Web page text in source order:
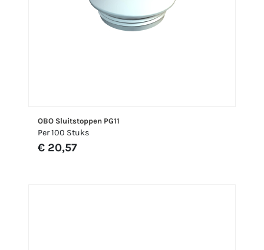
OBO Sluitstoppen PG11
Per 100 Stuks
€ 20,57